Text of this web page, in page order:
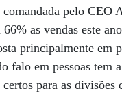
pelo CEO
as vendas este
principalmente em
falo em pessoas tem
para as divisões